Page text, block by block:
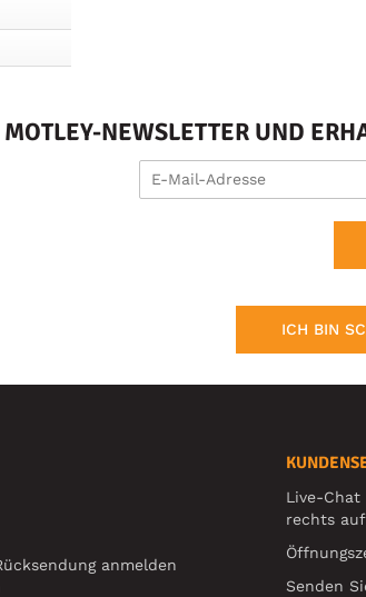
NEWSLETTER UND
ICH BIN
anmelden
Live-
rechts
Senden